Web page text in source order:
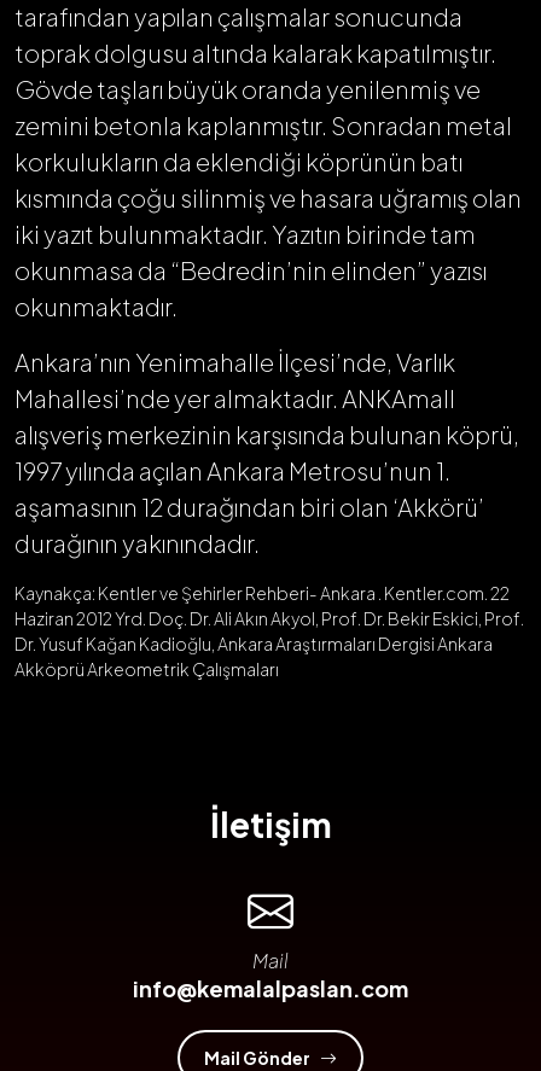
tarafından yapılan çalışmalar sonucunda
toprak dolgusu altında kalarak kapatılmıştır.
Gövde taşları büyük oranda yenilenmiş ve
zemini betonla kaplanmıştır. Sonradan metal
korkulukların da eklendiği köprünün batı
kısmında çoğu silinmiş ve hasara uğramış olan
iki yazıt bulunmaktadır. Yazıtın birinde tam
okunmasa da “Bedredin’nin elinden” yazısı
okunmaktadır.
Ankara’nın Yenimahalle İlçesi’nde, Varlık
Mahallesi’nde yer almaktadır. ANKAmall
alışveriş merkezinin karşısında bulunan köprü,
1997 yılında açılan Ankara Metrosu’nun 1.
aşamasının 12 durağından biri olan ‘Akkörü’
durağının yakınındadır.
Kaynakça: Kentler ve Şehirler Rehberi- Ankara . Kentler.com. 22
Haziran 2012 Yrd. Doç. Dr. Ali Akın Akyol, Prof. Dr. Bekir Eskici, Prof.
Dr. Yusuf Kağan Kadioğlu, Ankara Araştırmaları Dergisi Ankara
Akköprü Arkeometrik Çalışmaları
İletişim
Mail
info@kemalalpaslan.com
Mail Gönder